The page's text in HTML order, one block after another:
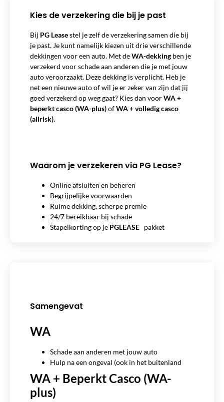
Kies de verzekering die bij je past
Bij PG Leasestel je zelf de verzekering samen die bij
je past. Je kunt namelijk kiezen uit drie verschillende
dekkingen voor een auto. Met deWA-dekking ben je
verzekerd voor schade aan anderen die je met jouw
auto veroorzaakt. Deze dekking is verplicht. Heb je
net een nieuwe auto of wil je er zeker van zijn dat jij
goed verzekerd op weg gaat? Kies dan voorWA +
beperkt casco (WA-plus)ofWA + volledig casco
(allrisk).
Waarom je verzekeren via PG Lease?
Online afsluiten en beheren
Begrijpelijke voorwaarden
Ruime dekking, scherpe premie
24/7 bereikbaar bij schade
Stapelkorting op je PGLEASE pakket
Samengevat
WA
Schade aan anderen met jouw auto
Hulp na een ongeval (ook in het buitenland
WA + Beperkt Casco (WA-
plus)